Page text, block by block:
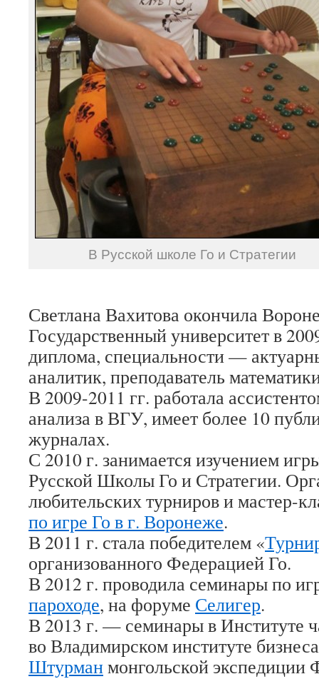
В Русской школе Го и Стратегии
Светлана Вахитова окончила
Государственный университет в
диплома, специальности —
аналитик, преподаватель
В 2009-2011 гг. работала
анализа в ВГУ, имеет более 10
журналах.
С 2010 г. занимается изучением
Русской Школы Го и Стратегии.
любительских турниров и мастер-
по игре Го в г. Воронеже.
В 2011 г. стала победителем «
организованного Федерацией Го.
В 2012 г. проводила семинары по
пароходе, на форуме Селигер.
В 2013 г. — семинары в Институте
во Владимирском институте
Штурманмонгольской экспедиции